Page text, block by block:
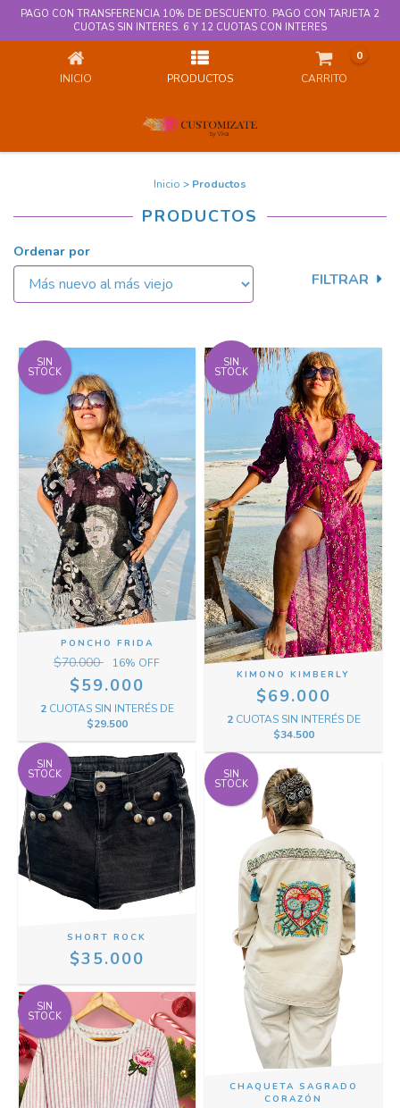
PAGO CON TRANSFERENCIA 10% DE DESCUENTO. PAGO CON TARJETA 2
CUOTAS SIN INTERES. 6 Y 12 CUOTAS CON INTERES
PRODUCTOS
INICIO PRODUCTOS CARRITO
0
Inicio > Productos
PRODUCTOS
Ordenar por
FILTRAR
SIN
STOCK
PONCHO FRIDA
$70.000 16% OFF
$59.000
2 CUOTAS SIN INTERÉS DE
$29.500
SIN
STOCK
KIMONO KIMBERLY
$69.000
2 CUOTAS SIN INTERÉS DE
$34.500
SIN
STOCK
SHORT ROCK
$35.000
SIN
STOCK
CHAQUETA SAGRADO
CORAZÓN
SIN
STOCK